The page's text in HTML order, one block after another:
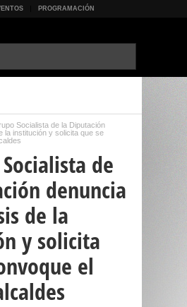
PROGRAMACIÓN
Socialista de la Diputación
la institución y solicita que se
de
denuncia
de la
y solicita
el